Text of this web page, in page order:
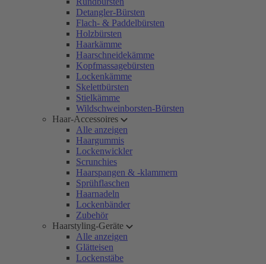
Detangler-Bürsten
Flach- & Paddelbürsten
Holzbürsten
Haarkämme
Haarschneidekämme
Kopfmassagebürsten
Lockenkämme
Skelettbürsten
Stielkämme
Wildschweinborsten-Bürsten
Haar-Accessoires
Alle anzeigen
Haargummis
Lockenwickler
Scrunchies
Haarspangen & -klammern
Sprühflaschen
Haarnadeln
Lockenbänder
Zubehör
Haarstyling-Geräte
Alle anzeigen
Glätteisen
Lockenstäbe